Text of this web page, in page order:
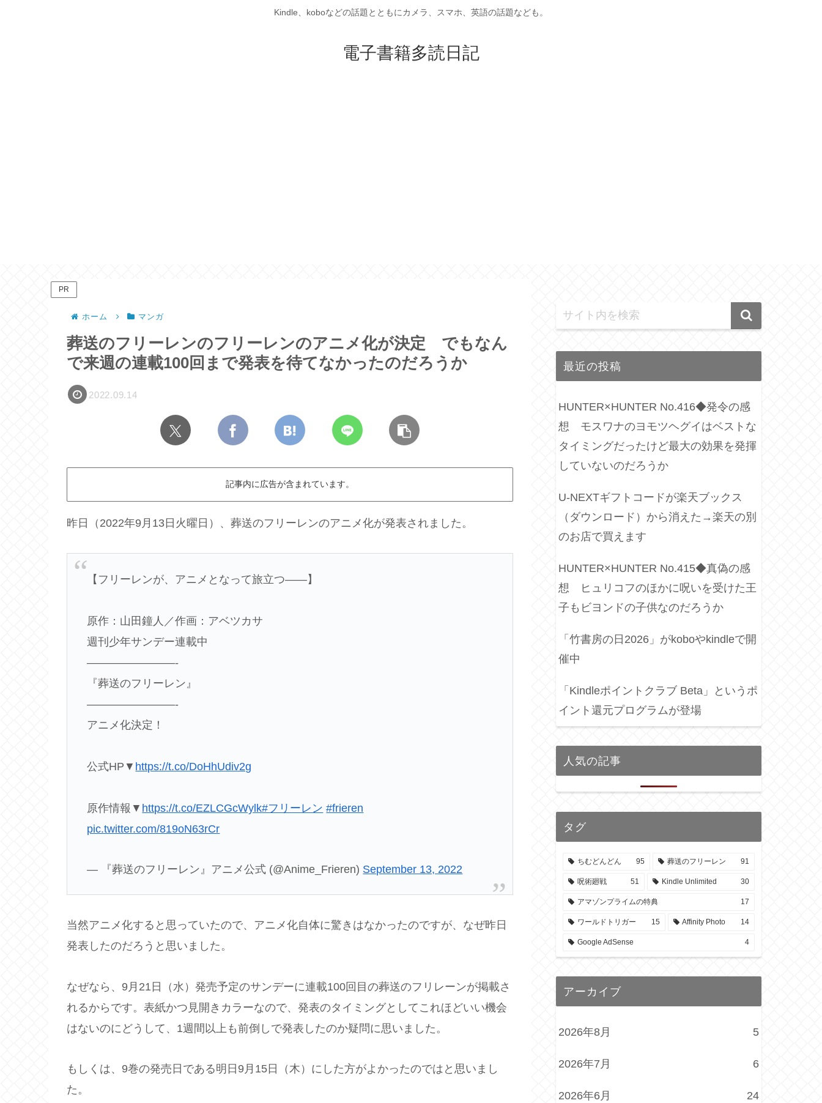
Kindle、koboなどの話題とともにカメラ、スマホ、英語の話題なども。
電子書籍多読日記
PR
ホーム マンガ
葬送のフリーレンのフリーレンのアニメ化が決定 でもなん
で来週の連載100回まで発表を待てなかったのだろうか
2022.09.14
記事内に広告が含まれています。
昨日（2022年9月13日火曜日）、葬送のフリーレンのアニメ化が発表されました。
【フリーレンが、アニメとなって旅立つ――】
原作：山田鐘人／作画：アベツカサ
週刊少年サンデー連載中
————————-
『葬送のフリーレン』
————————-
アニメ化決定！
公式HP▼ https://t.co/DoHhUdiv2g
原作情報▼ https://t.co/EZLCGcWylk#フリーレン #frieren
pic.twitter.com/819oN63rCr
— 『葬送のフリーレン』アニメ公式 (@Anime_Frieren) September 13, 2022
当然アニメ化すると思っていたので、アニメ化自体に驚きはなかったのですが、なぜ昨日
発表したのだろうと思いました。
なぜなら、9月21日（水）発売予定のサンデーに連載100回目の葬送のフリレーンが掲載さ
れるからです。表紙かつ見開きカラーなので、発表のタイミングとしてこれほどいい機会
はないのにどうして、1週間以上も前倒しで発表したのか疑問に思いました。
もしくは、9巻の発売日である明日9月15日（木）にした方がよかったのではと思いまし
た。
最近の投稿
HUNTER×HUNTER No.416◆発令の感
想 モスワナのヨモツヘグイはベストな
タイミングだったけど最大の効果を発揮
していないのだろうか
U-NEXTギフトコードが楽天ブックス
（ダウンロード）から消えた→楽天の別
のお店で買えます
HUNTER×HUNTER No.415◆真偽の感
想 ヒュリコフのほかに呪いを受けた王
子もビヨンドの子供なのだろうか
「竹書房の日2026」がkoboやkindleで開
催中
「Kindleポイントクラブ Beta」というポ
イント還元プログラムが登場
人気の記事
タグ
ちむどんどん 95 葬送のフリーレン 91
呪術廻戦 51 Kindle Unlimited 30
アマゾンプライムの特典 17
ワールドトリガー 15 Affinity Photo 14
Google AdSense 4
アーカイブ
2026年8月 5
2026年7月 6
2026年6月 24